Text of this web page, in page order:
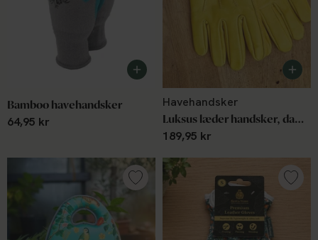
Bamboo havehandsker
64,95 kr
Havehandsker
Luksus læder handsker, dame, small
189,95 kr